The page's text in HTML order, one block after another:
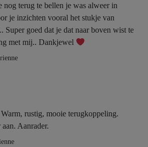
nog terug te bellen je was alweer in
je inzichten vooral het stukje van
Super goed dat je dat naar boven wist te
met mij.. Dankjewel
rustig, mooie terugkoppeling.
Aanrader.